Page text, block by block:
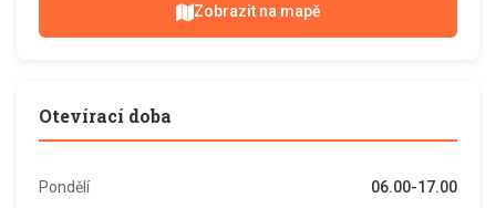
Zobrazit na mapě
Otevírací doba
Pondělí 06.00-17.00